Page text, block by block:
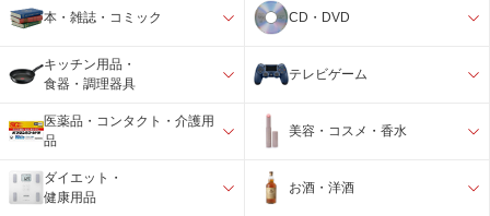
本・雑誌・コミック CD・DVD
キッチン用品・
食器・調理器具
テレビゲーム
医薬品・コンタクト・介護用
品
美容・コスメ・香水
ダイエット・
健康用品
お酒・洋酒